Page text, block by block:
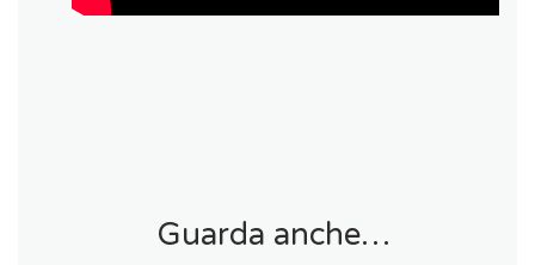
Guarda anche…